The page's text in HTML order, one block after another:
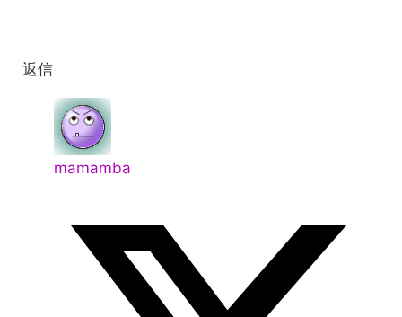
返信
mamamba